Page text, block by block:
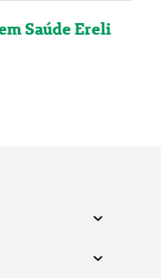
Saúde Ereli